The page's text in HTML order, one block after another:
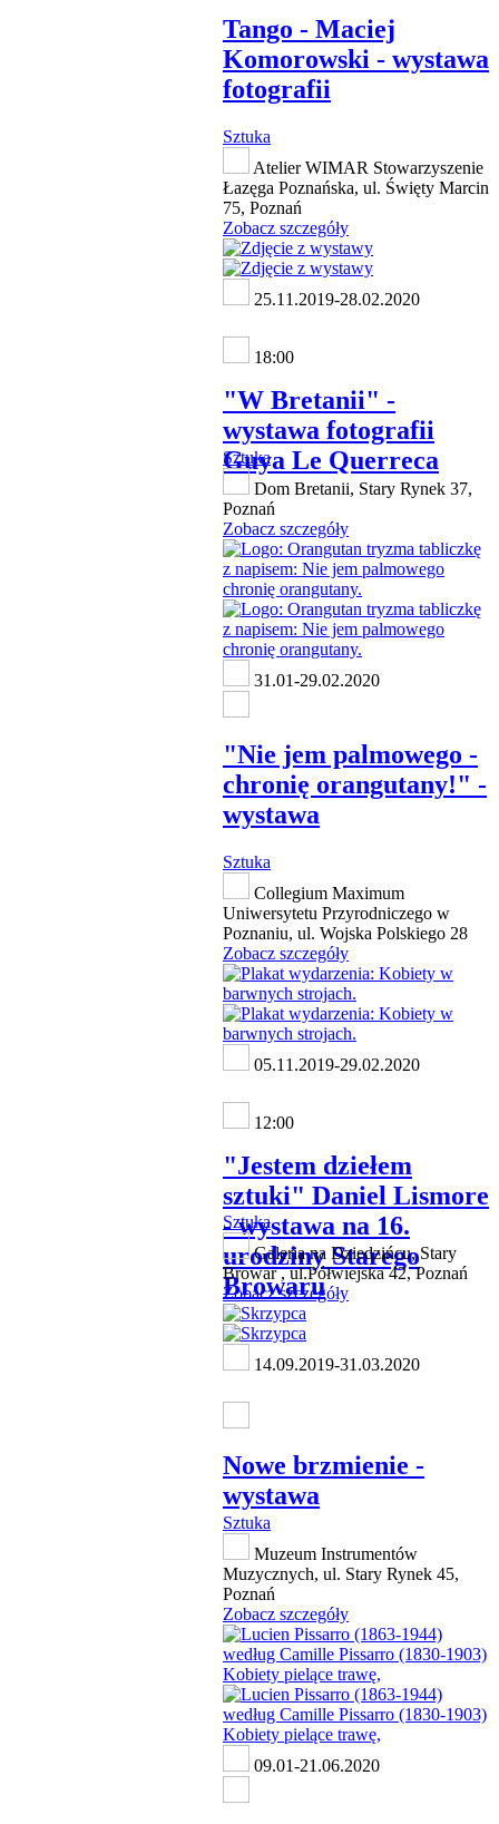
Tango - Maciej
Komorowski - wystawa
fotografii
Sztuka
Atelier WIMAR Stowarzyszenie
Łazęga Poznańska, ul. Święty Marcin
75, Poznań
Zobacz szczegóły
25.11.2019-28.02.2020
18:00
"W Bretanii" -
wystawa fotografii
Guya Le Querreca
Sztuka
Dom Bretanii, Stary Rynek 37,
Poznań
Zobacz szczegóły
31.01-29.02.2020
"Nie jem palmowego -
chronię orangutany!" -
wystawa
Sztuka
Collegium Maximum
Uniwersytetu Przyrodniczego w
Poznaniu, ul. Wojska Polskiego 28
Zobacz szczegóły
05.11.2019-29.02.2020
12:00
"Jestem dziełem
sztuki" Daniel Lismore
- wystawa na 16.
urodziny Starego
Browaru
Sztuka
Galeria na Dziedzińcu, Stary
Browar , ul.Półwiejska 42, Poznań
Zobacz szczegóły
14.09.2019-31.03.2020
Nowe brzmienie -
wystawa
Sztuka
Muzeum Instrumentów
Muzycznych, ul. Stary Rynek 45,
Poznań
Zobacz szczegóły
09.01-21.06.2020